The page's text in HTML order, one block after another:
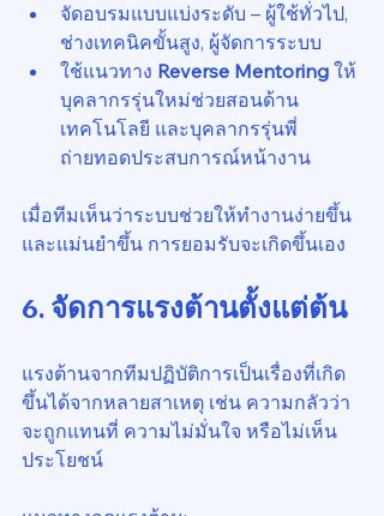
จัดอบรมแบบแบ่งระดับ – ผู้ใช้ทั่วไป,
ช่างเทคนิคขั้นสูง, ผู้จัดการระบบ
ใช้แนวทาง Reverse Mentoring ให้
บุคลากรรุ่นใหม่ช่วยสอนด้าน
เทคโนโลยี และบุคลากรรุ่นพี่
ถ่ายทอดประสบการณ์หน้างาน
เมื่อทีมเห็นว่าระบบช่วยให้ทำงานง่ายขึ้น
และแม่นยำขึ้น การยอมรับจะเกิดขึ้นเอง
6. จัดการแรงต้านตั้งแต่ต้น
แรงต้านจากทีมปฏิบัติการเป็นเรื่องที่เกิด
ขึ้นได้จากหลายสาเหตุ เช่น ความกลัวว่า
จะถูกแทนที่ ความไม่มั่นใจ หรือไม่เห็น
ประโยชน์